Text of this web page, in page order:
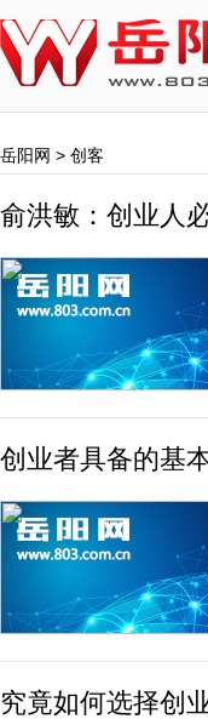
岳阳网 > 创客
俞洪敏：创业人
创业者具备的基
究竟如何选择创